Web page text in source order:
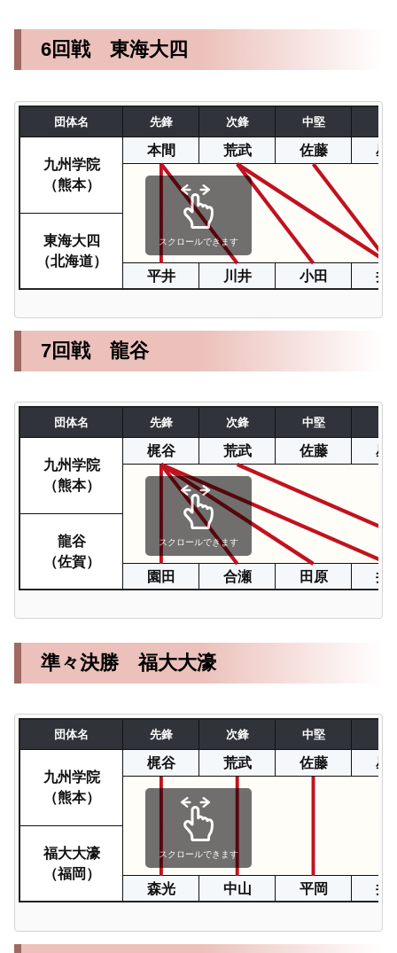
6回戦 東海大四
団体名 先鋒 次鋒 中堅
九州学院
（熊本）
本間 荒武 佐藤 星
東海大四
（北海道）
平井 川井 小田 井
スクロールできます
7回戦 龍谷
団体名 先鋒 次鋒 中堅
九州学院
（熊本）
梶谷 荒武 佐藤 星
龍谷
（佐賀）
園田 合瀬 田原 井
スクロールできます
準々決勝 福大大濠
団体名 先鋒 次鋒 中堅
九州学院
（熊本）
梶谷 荒武 佐藤 星
福大大濠
（福岡）
森光 中山 平岡 井
スクロールできます